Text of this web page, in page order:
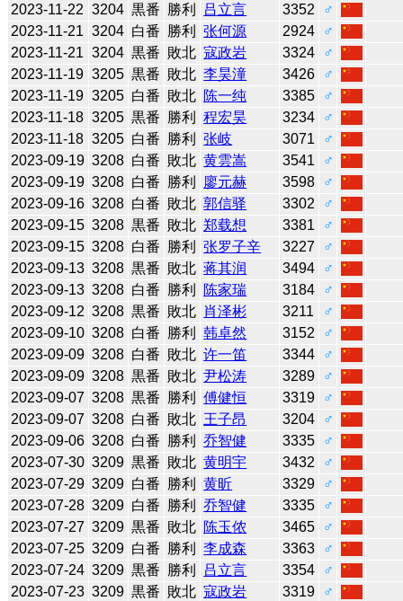
2023-11-22 3204 黒番 勝利 吕立言 3352
♂
2023-11-21 3204 白番 勝利 张何源 2924
♂
2023-11-21 3204 黒番 敗北 寇政岩 3324
♂
2023-11-19 3205 黒番 敗北 李昊潼 3426
♂
2023-11-19 3205 白番 敗北 陈一纯 3385
♂
2023-11-18 3205 黒番 勝利 程宏昊 3234
♂
2023-11-18 3205 白番 勝利 张岐 3071
♂
2023-09-19 3208 白番 敗北 黄雲嵩 3541
♂
2023-09-19 3208 白番 勝利 廖元赫 3598
♂
2023-09-16 3208 白番 敗北 郭信驿 3302
♂
2023-09-15 3208 黒番 敗北 郑载想 3381
♂
2023-09-15 3208 白番 勝利 张罗子辛 3227
♂
2023-09-13 3208 黒番 敗北 蒋其润 3494
♂
2023-09-13 3208 白番 勝利 陈家瑞 3184
♂
2023-09-12 3208 黒番 敗北 肖泽彬 3211
♂
2023-09-10 3208 白番 勝利 韩卓然 3152
♂
2023-09-09 3208 白番 敗北 许一笛 3344
♂
2023-09-09 3208 黒番 敗北 尹松涛 3289
♂
2023-09-07 3208 黒番 勝利 傅健恒 3319
♂
2023-09-07 3208 白番 敗北 王子昂 3204
♂
2023-09-06 3208 白番 勝利 乔智健 3335
♂
2023-07-30 3209 黒番 敗北 黄明宇 3432
♂
2023-07-29 3209 白番 勝利 黄昕 3329
♂
2023-07-28 3209 白番 勝利 乔智健 3335
♂
2023-07-27 3209 黒番 敗北 陈玉侬 3465
♂
2023-07-25 3209 白番 勝利 李成森 3363
♂
2023-07-24 3209 黒番 勝利 吕立言 3354
♂
2023-07-23 3209 黒番 敗北 寇政岩 3319 ♂